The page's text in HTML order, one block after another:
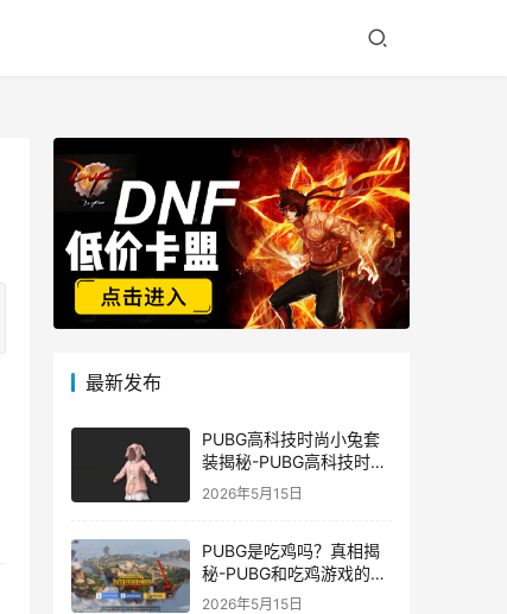
最新发布
PUBG高科技时尚小兔套
装揭秘-PUBG高科技时尚
小兔套装的潮流与科技结
2026年5月15日
PUBG是吃鸡吗？真相揭
秘-PUBG和吃鸡游戏的区
别与联系
2026年5月15日